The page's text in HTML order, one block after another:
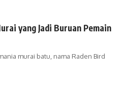
yang Jadi Buruan Pemain
murai batu, nama Raden Bird